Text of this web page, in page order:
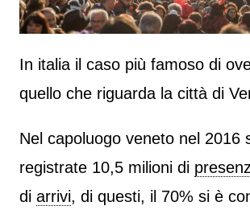
In italia il caso più famoso di
quello che riguarda la città di
Nel capoluogo veneto nel 2016
registrate 10,5 milioni di
di arrivi, di questi, il 70% si è